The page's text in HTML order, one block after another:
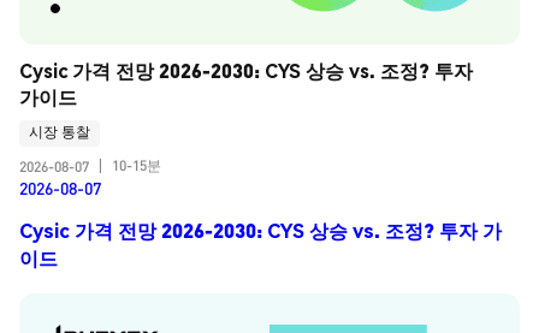
Cysic 가격 전망 2026-2030: CYS 상승 vs. 조정? 투자
가이드
시장 통찰
2026-08-07
10-15분
2026-08-07
Cysic 가격 전망 2026-2030: CYS 상승 vs. 조정? 투자 가
이드